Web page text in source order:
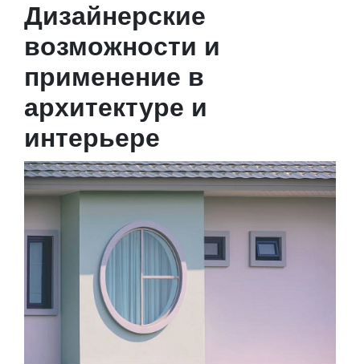
Дизайнерские
возможности и
применение в
архитектуре и
интерьере